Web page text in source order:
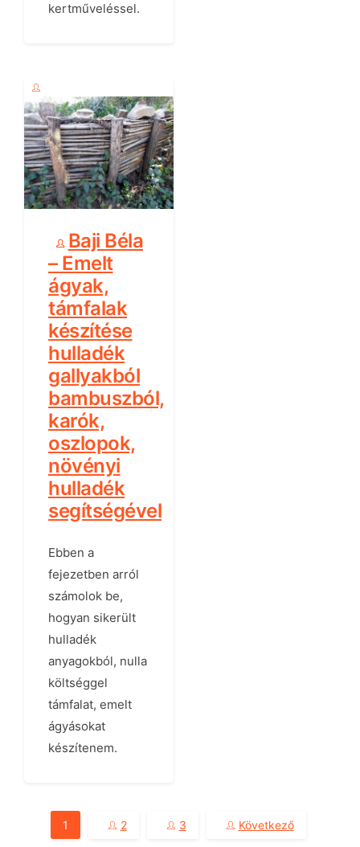
kertműveléssel.
Baji Béla
– Emelt
ágyak,
támfalak
készítése
hulladék
gallyakból
bambuszból,
karók,
oszlopok,
növényi
hulladék
segítségével
Ebben a
fejezetben arról
számolok be,
hogyan sikerült
hulladék
anyagokból, nulla
költséggel
támfalat, emelt
ágyásokat
készítenem.
Bejegyzés
1 2 3 Következő